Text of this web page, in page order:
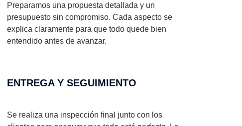
Preparamos una propuesta detallada y un
presupuesto sin compromiso. Cada aspecto se
explica claramente para que todo quede bien
entendido antes de avanzar.
ENTREGA Y SEGUIMIENTO
Se realiza una inspección final junto con los